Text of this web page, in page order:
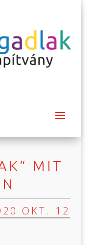
MIT
OKT. 12